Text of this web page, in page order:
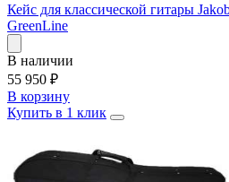
Кейс для классической гитары
GreenLine
В наличии
55 950 ₽
В корзину
Купить в 1 клик